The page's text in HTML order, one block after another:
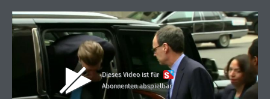
Dieses Video ist für
Abonnenten abspielbar